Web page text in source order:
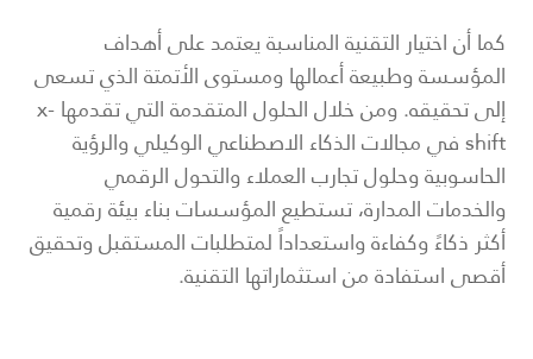
كما أن اختيار التقنية المناسبة يعتمد على أهداف
المؤسسة وطبيعة أعمالها ومستوى الأتمتة الذي تسعى
إلى تحقيقه. ومن خلال الحلول المتقدمة التي تقدمها x-
shift في مجالات الذكاء الاصطناعي الوكيلي والرؤية
الحاسوبية وحلول تجارب العملاء والتحول الرقمي
والخدمات المدارة، تستطيع المؤسسات بناء بيئة رقمية
أكثر ذكاءً وكفاءة واستعداداً لمتطلبات المستقبل وتحقيق
أقصى استفادة من استثماراتها التقنية.